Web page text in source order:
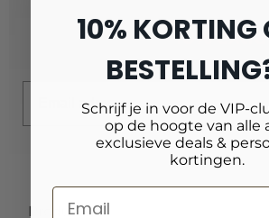
Schrijf je in voor onze
en ontvang10%
Producten
10% KORTING
Schrijf je in voor de VIP-
op de hoogte van alle
exclusieve deals &
kortingen.